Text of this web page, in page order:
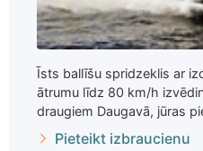
Īsts ballīšu spridzeklis ar
ātrumu līdz 80 km/h
draugiem Daugavā, jūras
Pieteikt izbraucienu